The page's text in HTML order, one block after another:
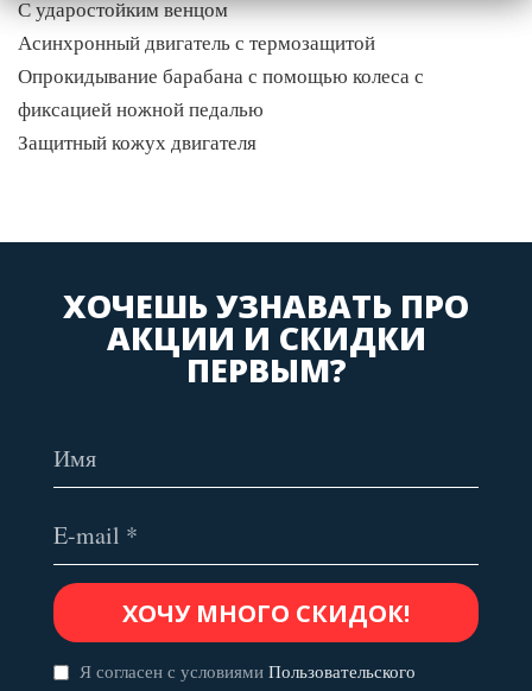
С ударостойким венцом
Асинхронный двигатель с термозащитой
Опрокидывание барабана с помощью колеса с
фиксацией ножной педалью
Защитный кожух двигателя
ХОЧЕШЬ УЗНАВАТЬ ПРО
АКЦИИ И СКИДКИ
ПЕРВЫМ?
Я согласен с условиями Пользовательского